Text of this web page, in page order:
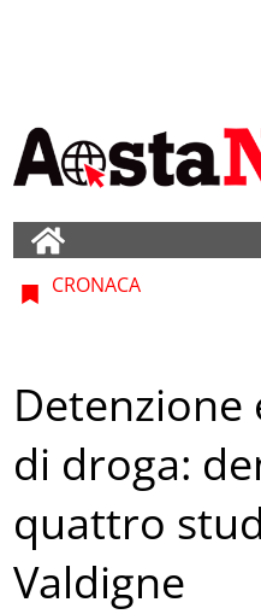
CRONACA
di droga:
quattro
Valdigne